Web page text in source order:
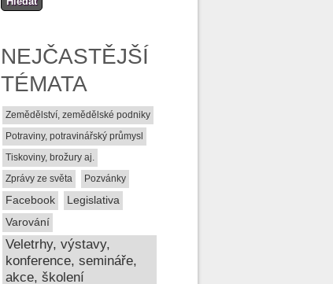
NEJČASTĚJŠÍ
TÉMATA
Zemědělství, zemědělské podniky
Potraviny, potravinářský průmysl
Tiskoviny, brožury aj.
Zprávy ze světa
Pozvánky
Facebook
Legislativa
Varování
Veletrhy, výstavy,
konference, semináře,
akce, školení